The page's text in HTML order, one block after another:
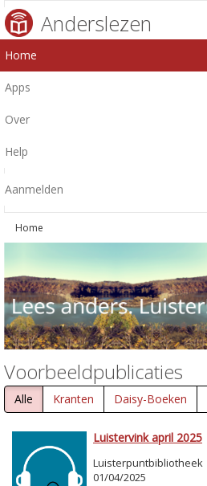
Anderslezen
Home
Apps
Over
Help
Aanmelden
Home
Voorbeeldpublicaties
Alle Kranten Daisy-Boeken
Luistervink april 2025
Luisterpuntbibliotheek
01/04/2025